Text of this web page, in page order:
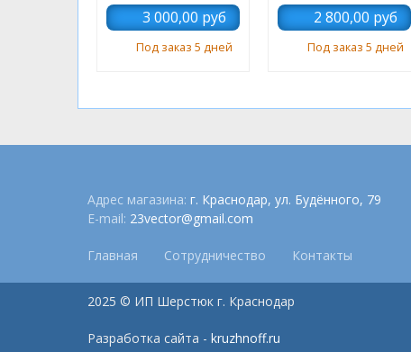
Под заказ 5 дней Под заказ 5 дней
Адрес магазина: г. Краснодар, ул. Будённого, 79
E-mail: 23vector@gmail.com
Главная Сотрудничество Контакты
2025 © ИП Шерстюк г. Краснодар
Разработка сайта - kruzhnoff.ru